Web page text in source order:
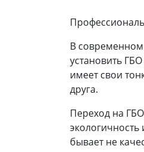
В
установить
имеет свои
друга.
Переход на
бывает не